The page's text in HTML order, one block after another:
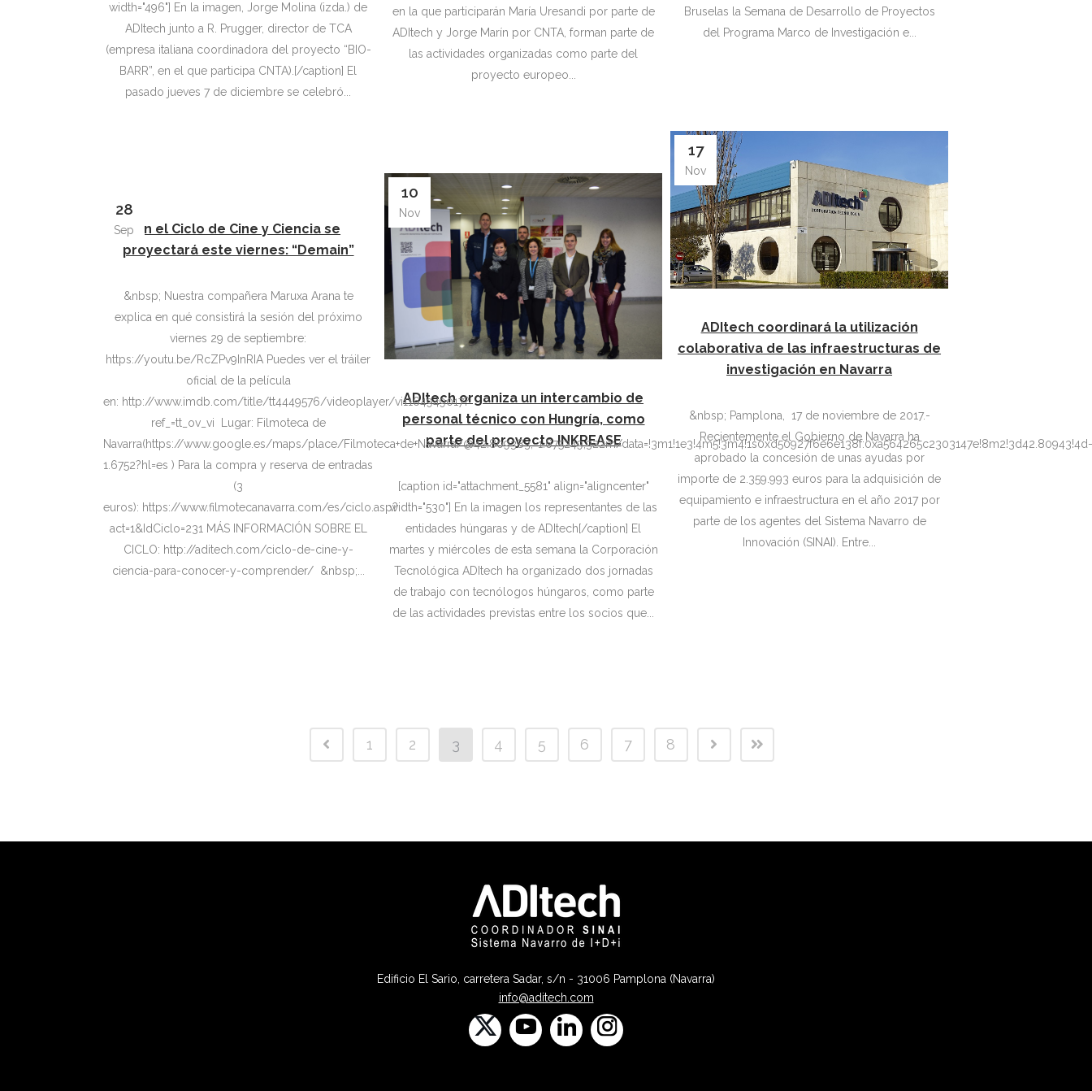
width="496"] En la imagen, Jorge Molina (izda.) de
ADItech junto a R. Prugger, director de TCA
(empresa italiana coordinadora del proyecto “BIO-
BARR”, en el que participa CNTA).[/caption] El
pasado jueves 7 de diciembre se celebró...
Bruselas la Semana de Desarrollo de Proyectos
del Programa Marco de Investigación e...
en la que participarán María Uresandi por parte de
ADItech y Jorge Marín por CNTA, forman parte de
las actividades organizadas como parte del
proyecto europeo...
17
Nov
ADItech coordinará la utilización
colaborativa de las infraestructuras de
investigación en Navarra
&nbsp; Pamplona, 17 de noviembre de 2017.-
Recientemente el Gobierno de Navarra ha
aprobado la concesión de unas ayudas por
importe de 2.359.993 euros para la adquisición de
equipamiento e infraestructura en el año 2017 por
parte de los agentes del Sistema Navarro de
Innovación (SINAI). Entre...
10
Nov
ADItech organiza un intercambio de
personal técnico con Hungría, como
parte del proyecto INKREASE
[caption id="attachment_5581" align="aligncenter"
width="530"] En la imagen los representantes de las
entidades húngaras y de ADItech[/caption] El
martes y miércoles de esta semana la Corporación
Tecnológica ADItech ha organizado dos jornadas
de trabajo con tecnólogos húngaros, como parte
de las actividades previstas entre los socios que...
28
Sep
En el Ciclo de Cine y Ciencia se
proyectará este viernes: “Demain”
&nbsp; Nuestra compañera Maruxa Arana te
explica en qué consistirá la sesión del próximo
viernes 29 de septiembre:
https://youtu.be/RcZPv9InRIA Puedes ver el tráiler
oficial de la película
en: http://www.imdb.com/title/tt4449576/videoplayer/vi1164949017?
ref_=tt_ov_vi Lugar: Filmoteca de
Navarra(https://www.google.es/maps/place/Filmoteca+de+Navarra/@42.809383,-1.675249,322m/data=!3m1!1e3!4m5!3m4!1s0xd50927f6e6e138f:0xa564265c2303147e!8m2!3d42.80943!4d-
1.6752?hl=es ) Para la compra y reserva de entradas
(3
euros): https://www.filmotecanavarra.com/es/ciclo.asp?
act=1&IdCiclo=231 MÁS INFORMACIÓN SOBRE EL
CICLO: http://aditech.com/ciclo-de-cine-y-
ciencia-para-conocer-y-comprender/ &nbsp;...
1 2 3 4 5 6 7 8
Edificio El Sario, carretera Sadar, s/n - 31006 Pamplona (Navarra)
info@aditech.com